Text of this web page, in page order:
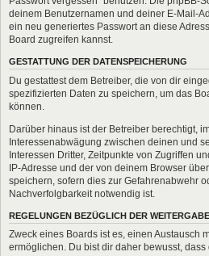
deinem Benutzernamen und deiner E-Mail-
ein neu generiertes Passwort an diese
Board zugreifen kannst.
GESTATTUNG DER DATENSPEICHERUNG
Du gestattest dem Betreiber, die von dir
spezifizierten Daten zu speichern, um das
können.
Darüber hinaus ist der Betreiber berechtigt,
Interessenabwägung zwischen deinen und
Interessen Dritter, Zeitpunkte von Zugriffen
IP-Adresse und der von deinem Browser
speichern, sofern dies zur Gefahrenabwehr
Nachverfolgbarkeit notwendig ist.
REGELUNGEN BEZÜGLICH DER
Zweck eines Boards ist es, einen Austausch
ermöglichen. Du bist dir daher bewusst,